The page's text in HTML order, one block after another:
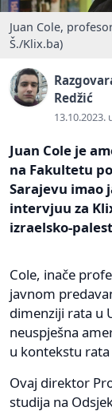
Juan Cole,
Š./Klix.ba)
Redžić
13.10.2023.
Juan Cole je
na Fakultetu
Sarajevu imao
intervjuu za
izraelsko-
Cole, inače
javnom
dimenziji rata u
neuspješna
u kontekstu
Ovaj direktor
studija na